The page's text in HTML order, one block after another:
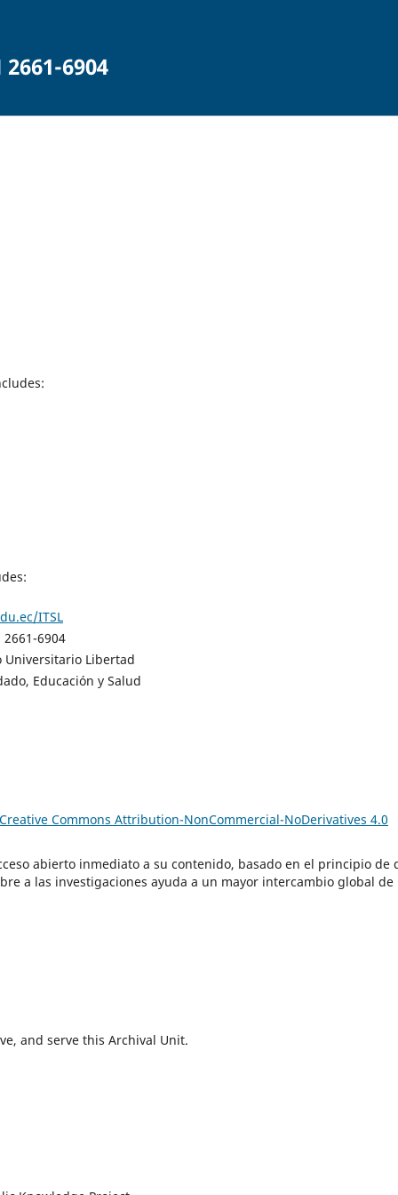
6904
ITSL
2661-6904
Libertad
Educación y Salud
Creative Commons Attribution-NonCommercial-NoDerivatives 4.0
abierto inmediato a su contenido, basado en el principio de
a las investigaciones ayuda a un mayor intercambio global de
and serve this Archival Unit.